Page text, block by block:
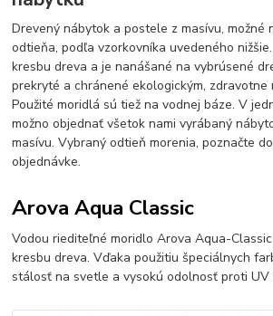
Drevený nábytok a postele z masívu, možné
odtieňa, podľa vzorkovníka uvedeného
kresbu dreva a je nanášané na vybrúsené
prekryté a chránené ekologickým, zdravotne
Použité moridlá sú tiež na vodnej báze. V
možno objednať všetok nami vyrábaný
masívu. Vybraný odtieň morenia, poznačte
objednávke.
Arova Aqua Classic
Vodou riediteľné moridlo Arova Aqua-
kresbu dreva. Vďaka použitiu špeciálnych
stálosť na svetle a vysokú odolnosť proti UV